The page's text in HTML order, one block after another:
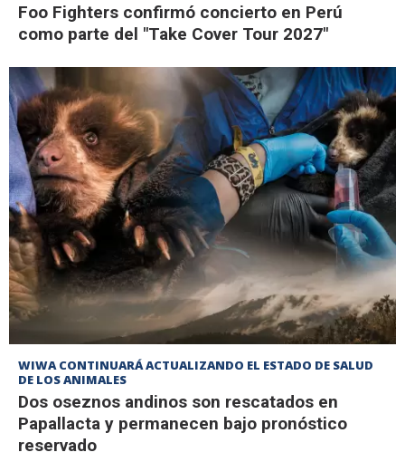
Foo Fighters confirmó concierto en Perú
como parte del "Take Cover Tour 2027"
WIWA CONTINUARÁ ACTUALIZANDO EL ESTADO DE SALUD
DE LOS ANIMALES
Dos oseznos andinos son rescatados en
Papallacta y permanecen bajo pronóstico
reservado